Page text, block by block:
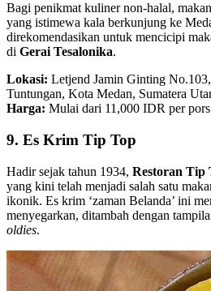
Bagi penikmat kuliner non-halal,
yang istimewa kala berkunjung ke
direkomendasikan untuk mencicipi
di Gerai Tesalonika.
Lokasi: Letjend Jamin Ginting
Tuntungan, Kota Medan, Sumatera
Harga: Mulai dari 11,000 IDR per
9. Es Krim Tip Top
Hadir sejak tahun 1934, Restoran Tip
yang kini telah menjadi salah satu
ikonik. Es krim ‘zaman Belanda’ ini
menyegarkan, ditambah dengan
oldies.